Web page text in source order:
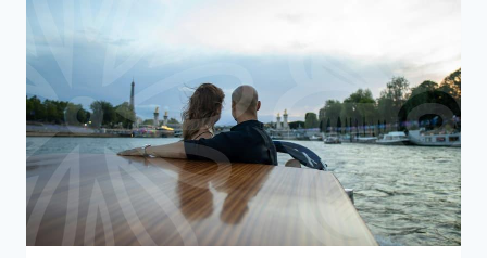
제
대
알
아
보
고
선
택